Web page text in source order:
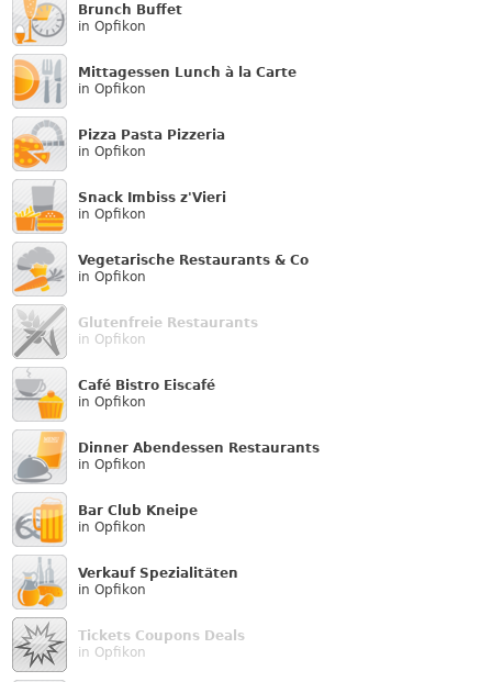
Brunch Buffet
in Opfikon
Mittagessen Lunch à la Carte
in Opfikon
Pizza Pasta Pizzeria
in Opfikon
Snack Imbiss z'Vieri
in Opfikon
Vegetarische Restaurants & Co
in Opfikon
Glutenfreie Restaurants
in Opfikon
Café Bistro Eiscafé
in Opfikon
Dinner Abendessen Restaurants
in Opfikon
Bar Club Kneipe
in Opfikon
Verkauf Speziali­täten
in Opfikon
Tickets Coupons Deals
in Opfikon